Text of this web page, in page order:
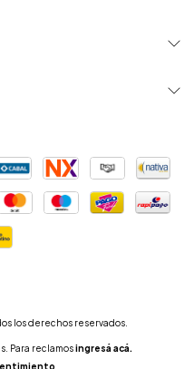
los derechos reservados.
Para reclamosingresá acá.